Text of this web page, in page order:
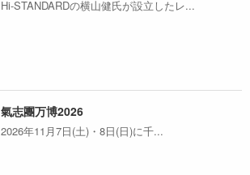
Hi-STANDARDの横山健氏が設立したレ...
氣志團万博2026
2026年11月7日(土)・8日(日)に千...